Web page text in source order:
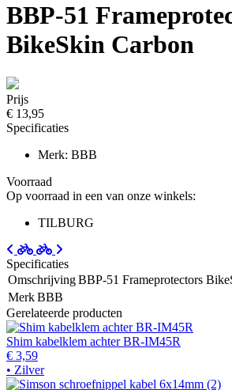
BBP-51
BikeSkin Carbon
Prijs
€ 13,95
Specificaties
Merk: BBB
Voorraad
Op voorraad in een van onze winkels:
TILBURG
Specificaties
OmschrijvingBBP-51 Frameprotectors
MerkBBB
Gerelateerde producten
Shim kabelklem achter BR-IM45R
€ 3,59
• Zilver